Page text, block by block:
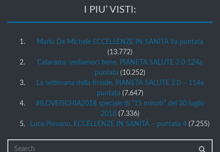
I PIU’ VISTI:
Mario De Michele ECCELLENZE IN SANITÀ 9a puntata
(13.772)
Cataratta: vediamoci bene. PIANETA SALUTE 2.0 124a
puntata (10.252)
La settimana della tiroide. PIANETA SALUTE 2.0 – 114a
puntata (7.647)
#ILOVEISCHIA2018 speciale di “15 minuti” del 30 luglio
2018 (7.336)
Luca Piovano. ECCELLENZE IN SANITÀ – puntata 4 (7.255)